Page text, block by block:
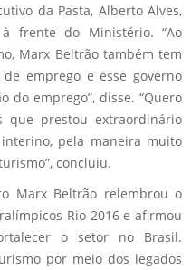
da Pasta, Alberto Alves,
frente do Ministério. “Ao
Marx Beltrão também tem
emprego e esse governo
do emprego”, disse. “Quero
que prestou extraordinário
pela maneira muito
concluiu.
Marx Beltrão relembrou o
Rio 2016 e afirmou
o setor no Brasil.
por meio dos legados